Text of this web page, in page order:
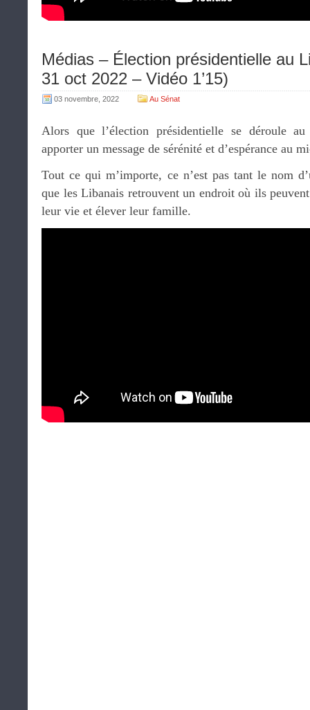
Médias – Élection présidentielle au
31 oct 2022 – Vidéo 1’15)
03 novembre, 2022 Au Sénat
Alors que l’élection présidentielle se déroule
apporter un message de sérénité et d’espérance au
Tout ce qui m’importe, ce n’est pas tant le nom
que les Libanais retrouvent un endroit où ils
leur vie et élever leur famille.